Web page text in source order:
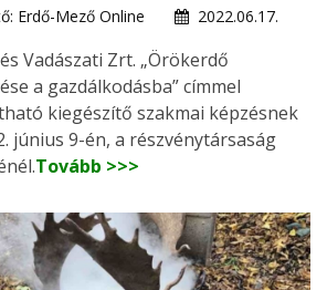
Erdő-Mező Online
2022.06.17.
Vadászati Zrt. „Örökerdő
a gazdálkodásba” címmel
kiegészítő szakmai képzésnek
június 9-én, a részvénytársaság
Tovább >>>